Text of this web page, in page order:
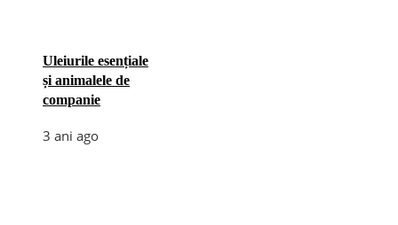
Uleiurile esențiale
și animalele de
companie
3 ani ago